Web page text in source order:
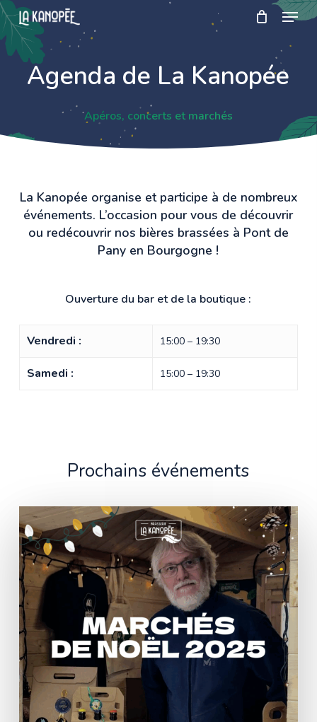
Skip
to
main
content
Menu
Agenda de La Kanopée
Apéros, concerts et marchés
La Kanopée organise et participe à de nombreux
événements. L’occasion pour vous de découvrir
ou redécouvrir nos bières brassées à Pont de
Pany en Bourgogne !
Ouverture du bar et de la boutique :
Vendredi : 15:00 – 19:30
Samedi : 15:00 – 19:30
Prochains événements
Close
Menu